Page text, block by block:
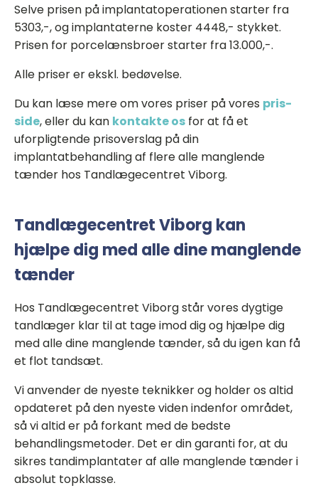
Selve prisen på implantatoperationen starter fra
5303,-, og implantaterne koster 4448,- stykket.
Prisen for porcelænsbroer starter fra 13.000,-.
Alle priser er ekskl. bedøvelse.
Du kan læse mere om vores priser på vores pris-
side, eller du kan kontakte os for at få et
uforpligtende prisoverslag på din
implantatbehandling af flere alle manglende
tænder hos Tandlægecentret Viborg.
Tandlægecentret Viborg kan
hjælpe dig med alle dine manglende
tænder
Hos Tandlægecentret Viborg står vores dygtige
tandlæger klar til at tage imod dig og hjælpe dig
med alle dine manglende tænder, så du igen kan få
et flot tandsæt.
Vi anvender de nyeste teknikker og holder os altid
opdateret på den nyeste viden indenfor området,
så vi altid er på forkant med de bedste
behandlingsmetoder. Det er din garanti for, at du
sikres tandimplantater af alle manglende tænder i
absolut topklasse.